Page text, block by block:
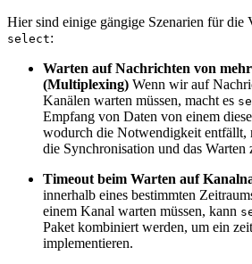
Hier sind einige gängige Szenarien für die
select:
Warten auf Nachrichten von
(Multiplexing) Wenn wir auf
Kanälen warten müssen, macht es
Empfang von Daten von einem
wodurch die Notwendigkeit entfällt,
die Synchronisation und das Warten
Timeout beim Warten auf
innerhalb eines bestimmten
einem Kanal warten müssen, kann
Paket kombiniert werden, um ein
implementieren.